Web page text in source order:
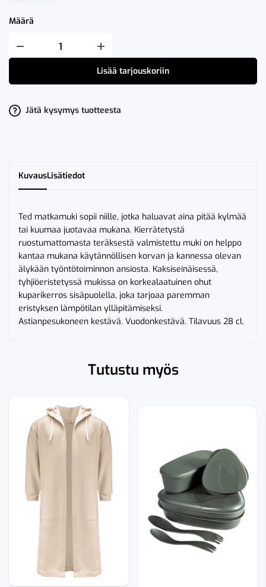
Määrä
Sagaform
Ted
määrä
Lisää tarjouskoriin
Jätä kysymys tuotteesta
KuvausLisätiedot
Ted matkamuki sopii niille, jotka haluavat aina pitää kylmää
tai kuumaa juotavaa mukana. Kierrätetystä
ruostumattomasta teräksestä valmistettu muki on helppo
kantaa mukana käytännöllisen korvan ja kannessa olevan
älykään työntötoiminnon ansiosta. Kaksiseinäisessä,
tyhjiöeristetyssä mukissa on korkealaatuinen ohut
kuparikerros sisäpuolella, joka tarjoaa paremman
eristyksen lämpötilan ylläpitämiseksi.
Astianpesukoneen kestävä. Vuodonkestävä. Tilavuus 28 cl.
Tutustu myös